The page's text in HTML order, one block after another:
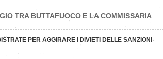
TRA BUTTAFUOCO E LA COMMISSARIA
PER AGGIRARE I DIVIETI DELLE SANZIONI